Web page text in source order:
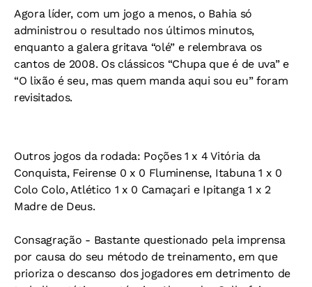
Agora líder, com um jogo a menos, o Bahia só
administrou o resultado nos últimos minutos,
enquanto a galera gritava “olé” e relembrava os
cantos de 2008. Os clássicos “Chupa que é de uva” e
“O lixão é seu, mas quem manda aqui sou eu” foram
revisitados.
Outros jogos da rodada: Poções 1 x 4 Vitória da
Conquista, Feirense 0 x 0 Fluminense, Itabuna 1 x 0
Colo Colo, Atlético 1 x 0 Camaçari e Ipitanga 1 x 2
Madre de Deus.
Consagração - Bastante questionado pela imprensa
por causa do seu método de treinamento, em que
prioriza o descanso dos jogadores em detrimento de